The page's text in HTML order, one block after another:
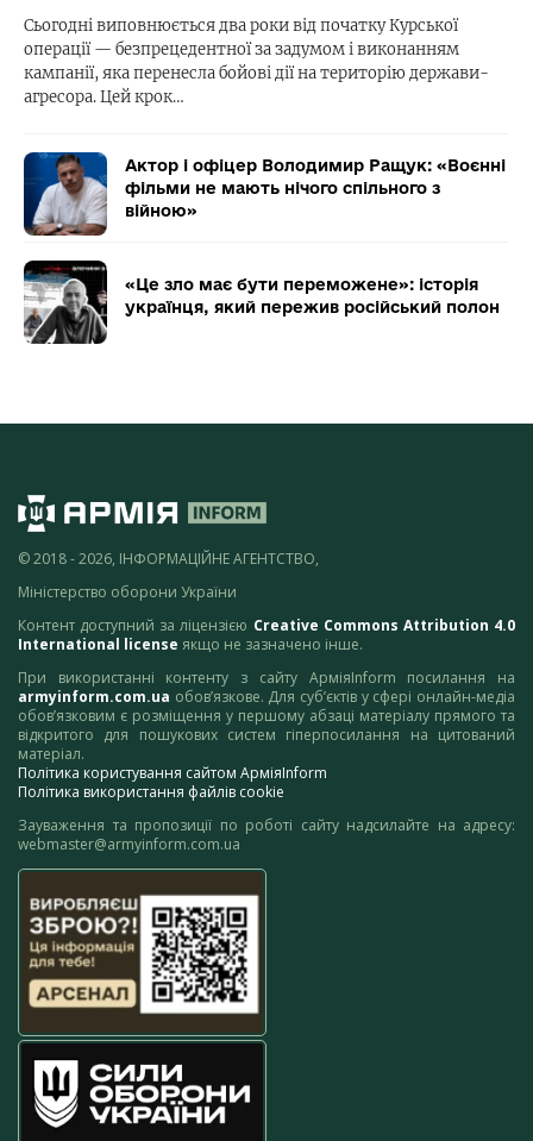
Сьогодні виповнюється два роки від початку Курської
операції — безпрецедентної за задумом і виконанням
кампанії, яка перенесла бойові дії на територію держави-
агресора. Цей крок…
Актор і офіцер Володимир Ращук: «Воєнні
фільми не мають нічого спільного з
війною»
«Це зло має бути переможене»: історія
українця, який пережив російський полон
© 2018 - 2026, ІНФОРМАЦІЙНЕ АГЕНТСТВО,
Міністерство оборони України
Контент доступний за ліцензією Creative Commons Attribution 4.0
International license якщо не зазначено інше.
При використанні контенту з сайту АрміяInform посилання на
armyinform.com.ua обов’язкове. Для суб’єктів у сфері онлайн-медіа
обов’язковим є розміщення у першому абзаці матеріалу прямого та
відкритого для пошукових систем гіперпосилання на цитований
матеріал.
Політика користування сайтом АрміяInform
Політика використання файлів cookie
Зауваження та пропозиції по роботі сайту надсилайте на адресу:
webmaster@armyinform.com.ua